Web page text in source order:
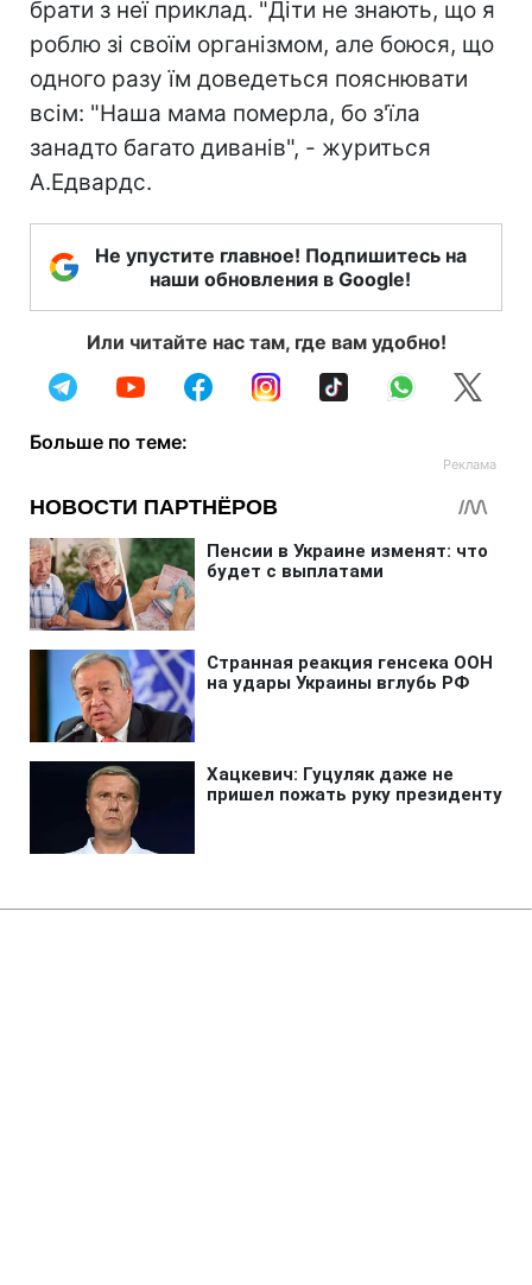
брати з неї приклад. "Діти не знають, що я
роблю зі своїм організмом, але боюся, що
одного разу їм доведеться пояснювати
всім: "Наша мама померла, бо з'їла
занадто багато диванів", - журиться
А.Едвардс.
Не упустите главное! Подпишитесь на
наши обновления в Google!
Или читайте нас там, где вам удобно!
Больше по теме: